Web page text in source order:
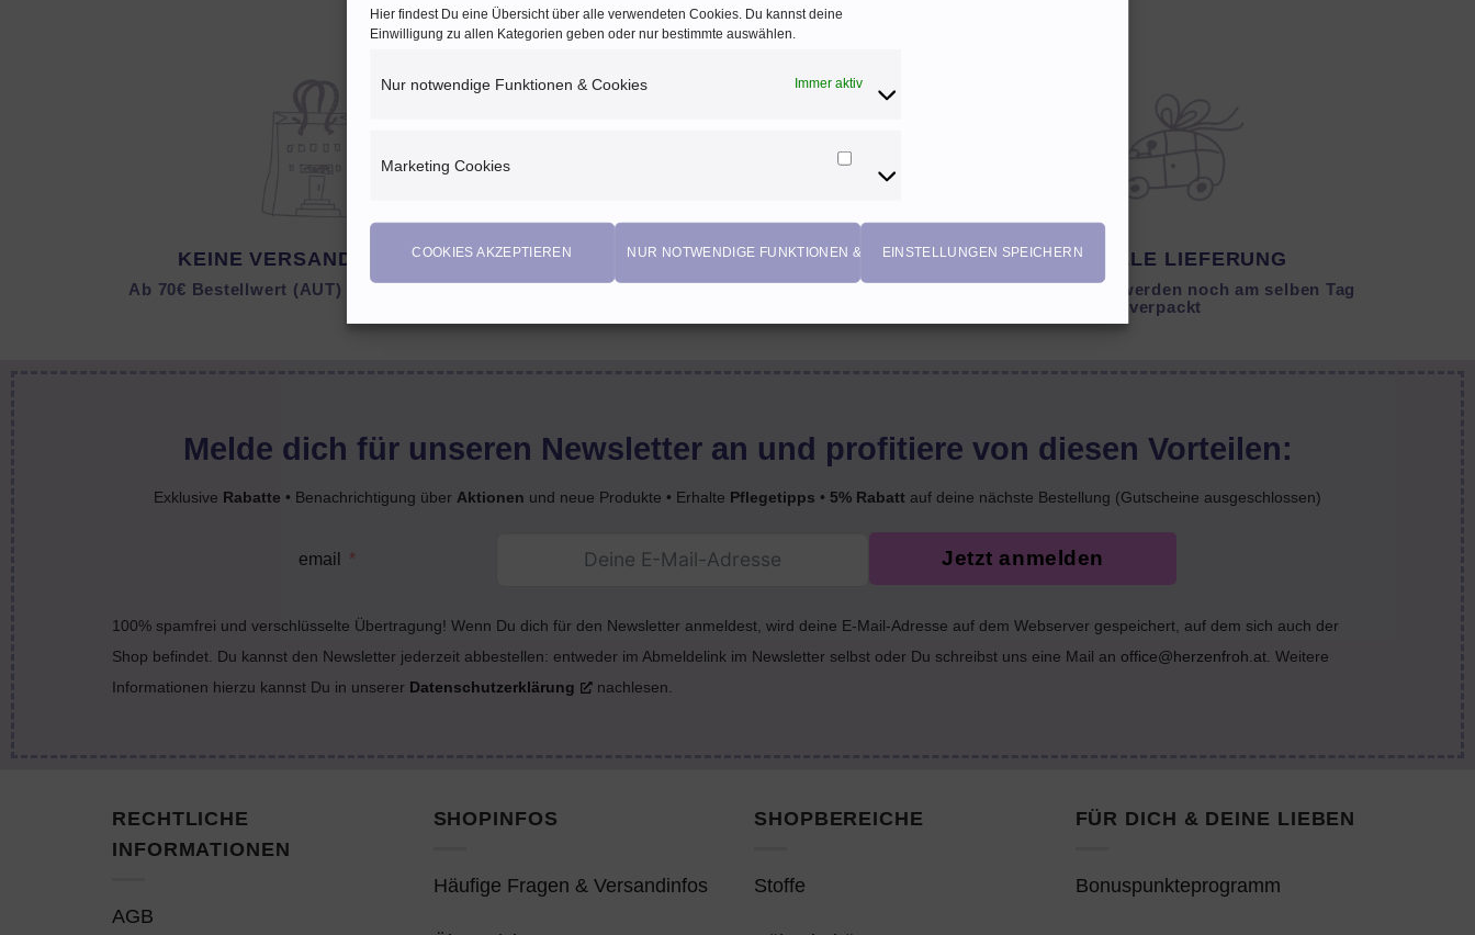
Hier findest Du eine Übersicht über alle verwendeten Cookies. Du kannst deine
Einwilligung zu allen Kategorien geben oder nur bestimmte auswählen.
Nur notwendige Funktionen & Cookies Immer aktiv
Marketing Cookies
Marketing
COOKIES AKZEPTIEREN NUR NOTWENDIGE FUNKTIONEN & COOKIESEINSTELLUNGEN SPEICHERN
KEINE VERSANDKOSTEN
Ab 70€ Bestellwert (AUT) bzw. 150 € (DEU)
EIGENPRODUKTIONEN
Einzigartige Stoffdesigns von Herzenfroh
SCHNELLE LIEFERUNG
Lagernde Artikel werden noch am selben Tag
verpackt
Melde dich für unseren Newsletter an und profitiere von diesen Vorteilen:
Exklusive Rabatte • Benachrichtigung über Aktionen und neue Produkte • Erhalte Pflegetipps • 5% Rabatt auf deine nächste Bestellung (Gutscheine ausgeschlossen)
email Jetzt anmelden
100% spamfrei und verschlüsselte Übertragung! Wenn Du dich für den Newsletter anmeldest, wird deine E-Mail-Adresse auf dem Webserver gespeichert, auf dem sich auch der
Shop befindet. Du kannst den Newsletter jederzeit abbestellen: entweder im Abmeldelink im Newsletter selbst oder Du schreibst uns eine Mail an office@herzenfroh.at . Weitere
Informationen hierzu kannst Du in unserer Datenschutzerklärung nachlesen.
RECHTLICHE
INFORMATIONEN
AGB
SHOPINFOS
Häufige Fragen & Versandinfos
SHOPBEREICHE
Stoffe
FÜR DICH & DEINE LIEBEN
Bonuspunkteprogramm